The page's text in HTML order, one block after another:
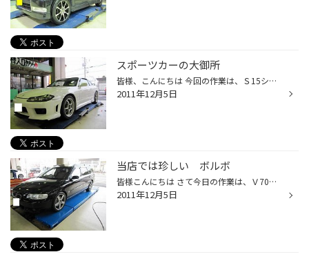
スポーツカーの大御所
皆様、こんにちは 今回の作業は、Ｓ15シルビアにクスコさんのＺＥＲＯ2Ｅの車高調の取り付けと Ｅ－ＣＯＮ＆タワーバーの取り付けです！ スポーティーかつエレガントな走りで好評なＺＥＲＯ2Ｅですが、 減衰力の調整で後ろが厄介なので 手元で操作できる Ｅ－ＣＯＮが簡単でいいですね～ しかも、...
2011年12月5日
当店では珍しい ボルボ
皆様こんにちは さて今日の作業は、Ｖ70型のボルボＲの足回り交換です。 ［Ｒ］ってちなみにスカイラインで言うと ＧＴ－Ｒみたいなグレードで エンジンや足回りとブレーキなど羊の皮を被った狼って感じの車です。 さてさて作業の方は、いっぱい配線があって少し難航しましたが 無事終了！！ ダウ...
2011年12月5日